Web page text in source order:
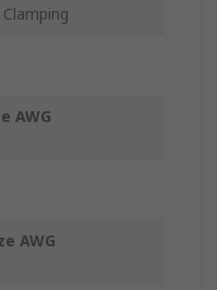
AWG
AWG